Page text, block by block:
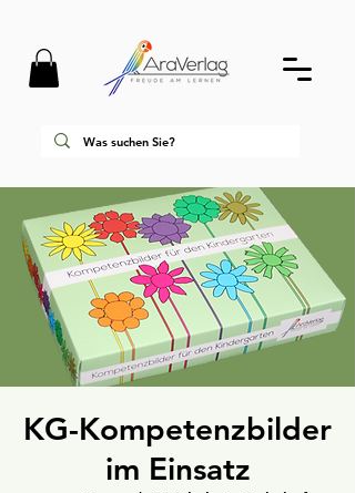
KG-Kompetenzbilder
im Einsatz